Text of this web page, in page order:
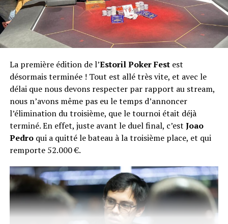
La première édition de l’Estoril Poker Festest
désormais terminée ! Tout est allé très vite, et avec le
délai que nous devons respecter par rapport au stream,
nous n’avons même pas eu le temps d’annoncer
l’élimination du troisième, que le tournoi était déjà
terminé. En effet, juste avant le duel final, c’est Joao
Pedroqui a quitté le bateau à la troisième place, et qui
remporte 52.000 €.